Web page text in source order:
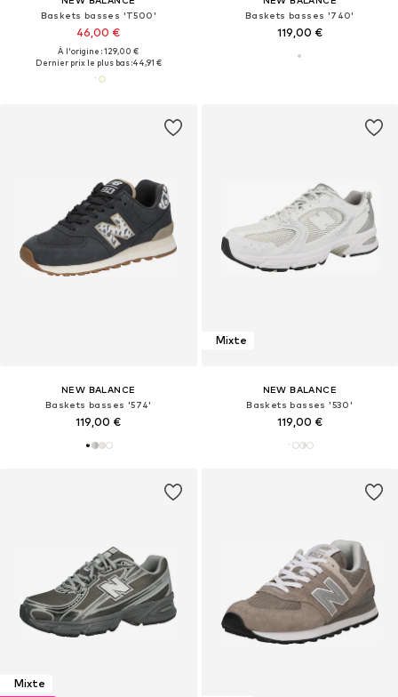
Baskets basses 'T500'
46,00 €
À l'origine : 129,00 €
Dernier prix le plus bas :44,91 €
Baskets basses '740'
119,00 €
NEW BALANCE
Baskets basses '574'
119,00 €
Mixte
NEW BALANCE
Baskets basses '530'
119,00 €
Mixte